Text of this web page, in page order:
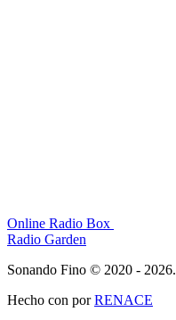
Online Radio Box
Radio Garden
Sonando Fino © 2020 -
Hecho con porRENACE